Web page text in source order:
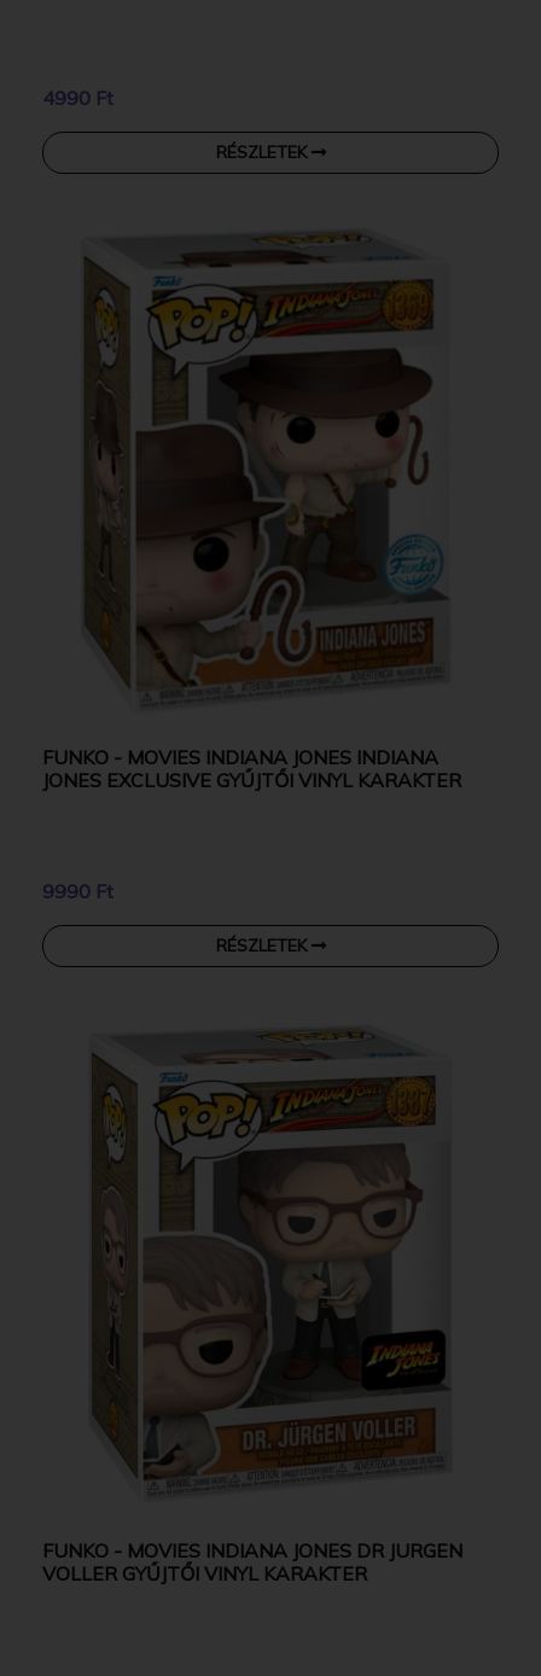
4990 Ft
RÉSZLETEK
FUNKO - MOVIES INDIANA JONES INDIANA
JONES EXCLUSIVE GYŰJTŐI VINYL KARAKTER
9990 Ft
RÉSZLETEK
FUNKO - MOVIES INDIANA JONES DR JURGEN
VOLLER GYŰJTŐI VINYL KARAKTER